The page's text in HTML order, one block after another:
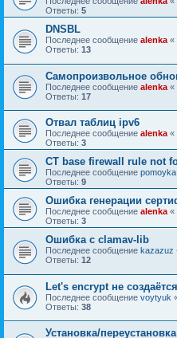
Ответы: 5
DNSBL
Последнее сообщение alenka «
Ответы: 13
Самопроизвольное
Последнее сообщение alenka «
Ответы: 17
Отвал таблиц ipv6
Последнее сообщение alenka «
Ответы: 3
CT base firewall rule not
Последнее сообщение pomoyka
Ответы: 9
Ошибка генерации
Последнее сообщение alenka «
Ответы: 3
Ошибка с clamav-lib
Последнее сообщение kazazuz
Ответы: 12
Let's encrypt не создаётся
Последнее сообщение voytyuk
Ответы: 38
Установка/